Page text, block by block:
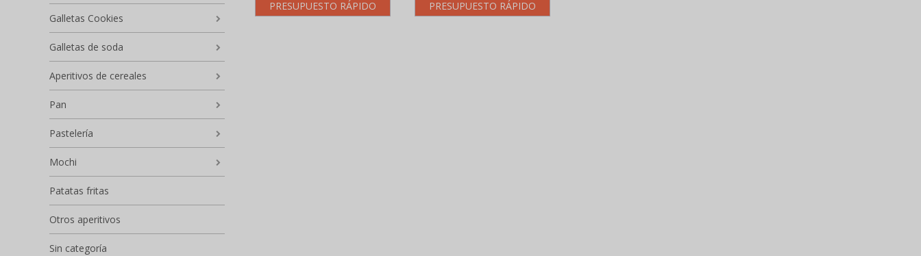
PRESUPUESTO RÁPIDO
PRESUPUESTO RÁPIDO
Galletas Cookies
Galletas de soda
Aperitivos de cereales
Pan
Pastelería
Mochi
Patatas fritas
Otros aperitivos
Sin categoría